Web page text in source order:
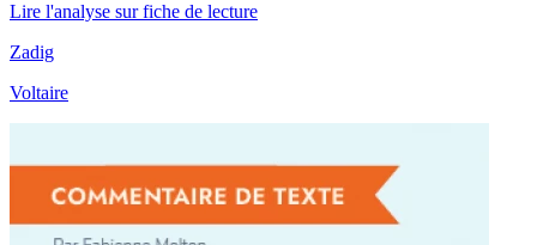
Lire l'analyse sur fiche de lecture
Zadig
Voltaire